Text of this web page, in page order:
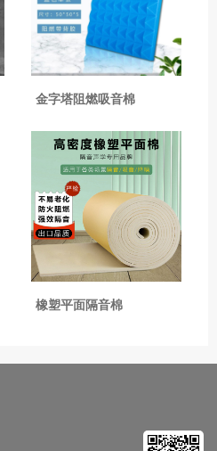
金字塔阻燃吸音棉
橡塑平面隔音棉